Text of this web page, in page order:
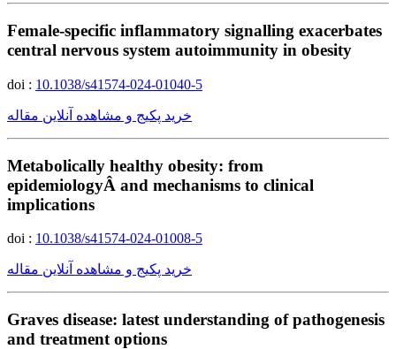
Female-specific inflammatory signalling exacerbates
central nervous system autoimmunity in obesity
doi : 10.1038/s41574-024-01040-5
خرید پکیج و مشاهده آنلاین مقاله
Metabolically healthy obesity: from
epidemiologyÂ and mechanisms to clinical
implications
doi : 10.1038/s41574-024-01008-5
خرید پکیج و مشاهده آنلاین مقاله
Graves disease: latest understanding of pathogenesis
and treatment options